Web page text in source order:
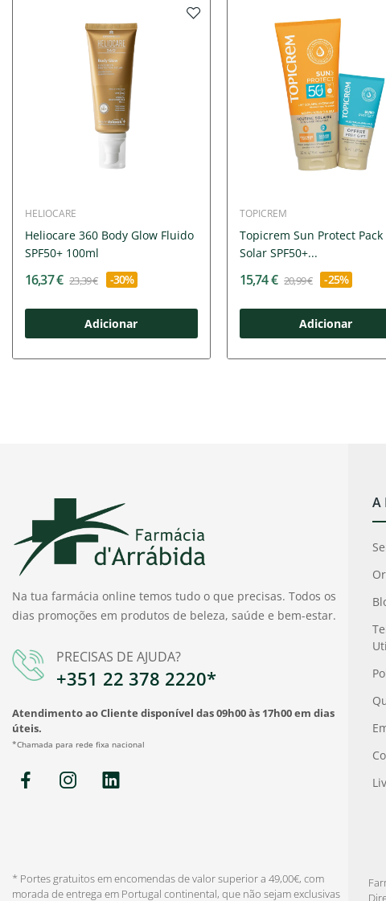
HELIOCARE
Heliocare 360 Body Glow Fluido
SPF50+ 100ml
16,37 € 23,39 € -30%
Adicionar
TOPICREM
Topicrem Sun Protect Pack
Solar SPF50+...
15,74 € 20,99 € -25%
Adicionar
Na tua farmácia online temos tudo o que precisas. Todos os
dias promoções em produtos de beleza, saúde e bem-estar.
PRECISAS DE AJUDA?
+351 22 378 2220*
Atendimento ao Cliente disponível das 09h00 às 17h00 em dias
úteis.
*Chamada para rede fixa nacional
A
* Portes gratuitos em encomendas de valor superior a 49,00€, com
morada de entrega em Portugal continental, que não sejam exclusivas